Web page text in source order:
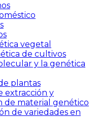
vegetal
de cultivos
y la genética
plantas
extracción y
de material genético
de variedades en